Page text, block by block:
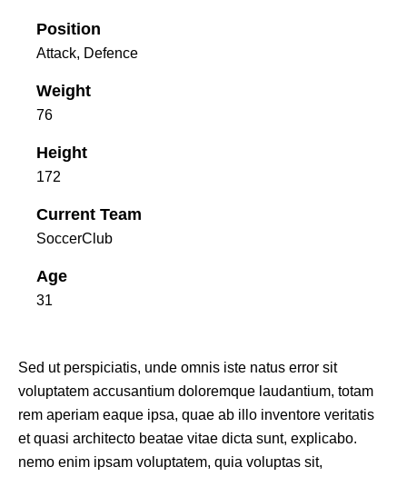
Position
Attack, Defence
Weight
76
Height
172
Current Team
SoccerClub
Age
31
Sed ut perspiciatis, unde omnis iste natus error sit
voluptatem accusantium doloremque laudantium, totam
rem aperiam eaque ipsa, quae ab illo inventore veritatis
et quasi architecto beatae vitae dicta sunt, explicabo.
nemo enim ipsam voluptatem, quia voluptas sit,